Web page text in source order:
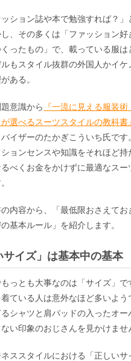
ッション誌や本で勉強すれば？
、その多くは「ファッション
ったもの」で、載っている服
もスタイル抜群の外国人かイケ
ある。
意識から
『一流に見える服装
が選べるスーツスタイルの教科書
イザーのたかぎこういち氏です
ョンセンスや知識をそれほど持
べくお金をかけずに最適なス
内容から、「最低限おさえてお
基本ルール」を紹介します。
サイズ」は基本中の基本
っとも大事なのは「サイズ」
ている人は意外なほど多いよ
シャツと肩パッドの入ったオ
い印象のおじさんを見かけませ
ススタイルにおける「正しい